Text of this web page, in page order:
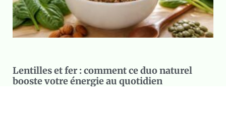
Lentilles et fer : comment ce duo naturel
booste votre énergie au quotidien